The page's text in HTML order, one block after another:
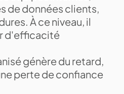
de données clients,
À ce niveau, il
d'efficacité
génère du retard,
perte de confiance